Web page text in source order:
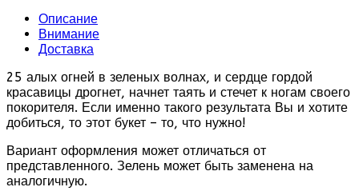
Описание
Внимание
Доставка
25 алых огней в зеленых волнах, и сердце гордой
красавицы дрогнет, начнет таять и стечет к ногам своего
покорителя. Если именно такого результата Вы и хотите
добиться, то этот букет – то, что нужно!
Вариант оформления может отличаться от
представленного. Зелень может быть заменена на
аналогичную.